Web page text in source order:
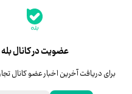
عضویت در کانال بله
برای دریافت آخرین اخبار عضو کانال
جدیدترین قیمت‌ها